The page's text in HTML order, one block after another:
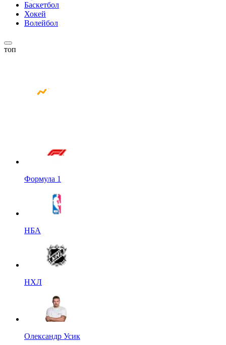
Баскетбол
Хокей
Волейбол
топ
Формула 1
НБА
НХЛ
Олександр Усик